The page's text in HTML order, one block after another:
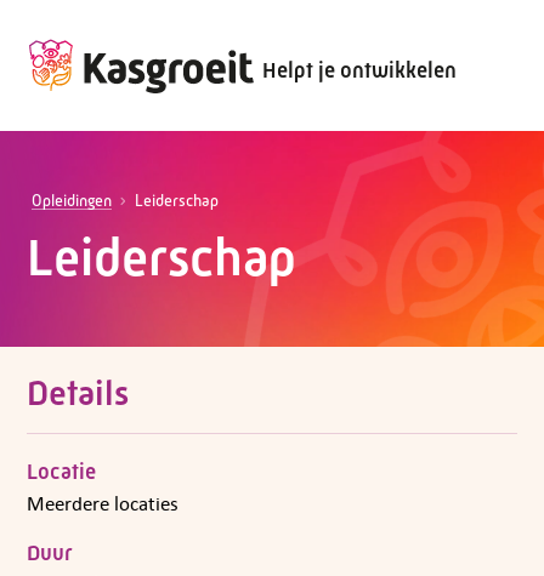
Helpt je ontwikkelen
Opleidingen Leiderschap
Leiderschap
Details
Locatie
Meerdere locaties
Duur